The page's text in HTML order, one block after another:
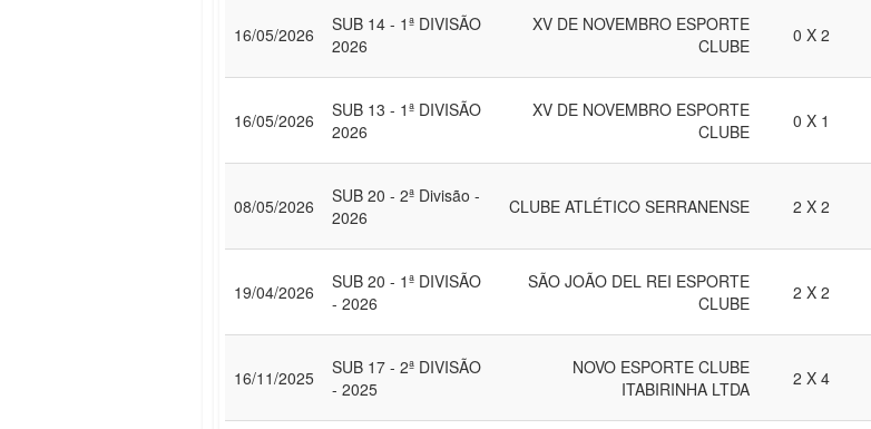
16/05/2026
SUB 14 - 1ª DIVISÃO
2026
XV DE NOVEMBRO ESPORTE
CLUBE
0 X 2
16/05/2026
SUB 13 - 1ª DIVISÃO
2026
XV DE NOVEMBRO ESPORTE
CLUBE
0 X 1
08/05/2026
SUB 20 - 2ª Divisão -
2026
CLUBE ATLÉTICO SERRANENSE 2 X 2
19/04/2026
SUB 20 - 1ª DIVISÃO
- 2026
SÃO JOÃO DEL REI ESPORTE
CLUBE
2 X 2
16/11/2025
SUB 17 - 2ª DIVISÃO
- 2025
NOVO ESPORTE CLUBE
ITABIRINHA LTDA
2 X 4